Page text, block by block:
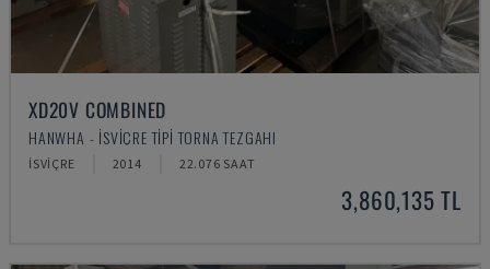
XD20V COMBINED
HANWHA - İSVIÇRE TIPI TORNA TEZGAHI
İSVIÇRE 2014 22.076 SAAT
3,860,135 TL